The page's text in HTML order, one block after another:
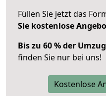
Füllen Sie jetzt das
Sie kostenlose
Bis zu 60 % der
finden Sie nur bei uns!
Kostenlose